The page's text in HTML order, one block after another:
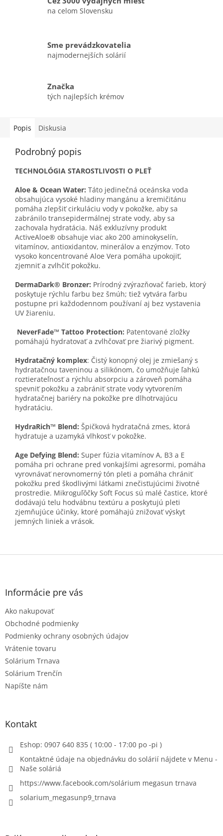
na celom Slovensku
Sme prevádzkovatelia
najmodernejších solárií
Značka
tých najlepších krémov
Popis Diskusia
Podrobný popis
TECHNOLÓGIA STAROSTLIVOSTI O PLEŤ
Aloe & Ocean Water: Táto jedinečná oceánska voda
obsahujúca vysoké hladiny mangánu a kremičitánu
pomáha zlepšiť cirkuláciu vody v pokožke, aby sa
zabránilo transepidermálnej strate vody, aby sa
zachovala hydratácia. Náš exkluzívny produkt
ActiveAloe® obsahuje viac ako 200 aminokyselín,
vitamínov, antioxidantov, minerálov a enzýmov. Toto
vysoko koncentrované Aloe Vera pomáha upokojiť,
zjemniť a zvlhčiť pokožku.
DermaDark® Bronzer: Prírodný zvýrazňovač farieb, ktorý
poskytuje rýchlu farbu bez šmúh; tiež vytvára farbu
postupne pri každodennom používaní aj bez vystavenia
UV žiareniu.
NeverFade™ Tattoo Protection: Patentované zložky
pomáhajú hydratovať a zvlhčovať pre žiarivý pigment.
Hydratačný komplex: Čistý konopný olej je zmiešaný s
hydratačnou taveninou a silikónom, čo umožňuje ľahkú
roztierateľnosť a rýchlu absorpciu a zároveň pomáha
spevniť pokožku a zabrániť strate vody vytvorením
hydratačnej bariéry na pokožke pre dlhotrvajúcu
hydratáciu.
HydraRich™ Blend: Špičková hydratačná zmes, ktorá
hydratuje a uzamyká vlhkosť v pokožke.
Age Defying Blend: Super fúzia vitamínov A, B3 a E
pomáha pri ochrane pred vonkajšími agresormi, pomáha
vyrovnávať nerovnomerný tón pleti a pomáha chrániť
pokožku pred škodlivými látkami znečisťujúcimi životné
prostredie. Mikroguľôčky Soft Focus sú malé častice, ktoré
dodávajú telu hodvábnu textúru a poskytujú pleti
zjemňujúce účinky, ktoré pomáhajú znižovať výskyt
jemných liniek a vrások.
Z
Informácie pre vás
Ako nakupovať
Obchodné podmienky
Podmienky ochrany osobných údajov
Vrátenie tovaru
Solárium Trnava
Solárium Trenčín
Napíšte nám
Kontakt
Eshop: 0907 640 835 ( 10:00 - 17:00 po -pi )
Kontaktné údaje na objednávku do solárií nájdete v Menu -
Naše soláriá
https://www.facebook.com/solárium megasun trnava
solarium_megasunp9_trnava